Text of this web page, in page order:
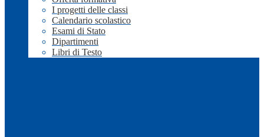
I progetti delle classi
Calendario scolastico
Esami di Stato
Dipartimenti
Libri di Testo